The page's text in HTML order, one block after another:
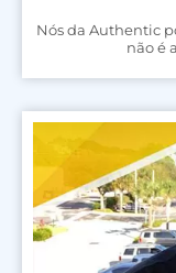
Nós da Authentic
não é